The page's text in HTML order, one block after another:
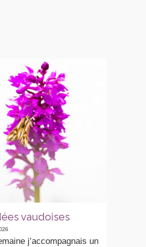
vaudoises
j’accompagnais un